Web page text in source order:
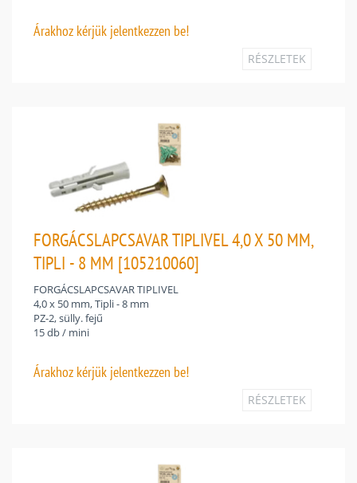
Árakhoz kérjük jelentkezzen be!
RÉSZLETEK
FORGÁCSLAPCSAVAR TIPLIVEL 4,0 X 50 MM,
TIPLI - 8 MM [105210060]
FORGÁCSLAPCSAVAR TIPLIVEL
4,0 x 50 mm, Tipli - 8 mm
PZ-2, sülly. fejű
15 db / mini
Árakhoz kérjük jelentkezzen be!
RÉSZLETEK